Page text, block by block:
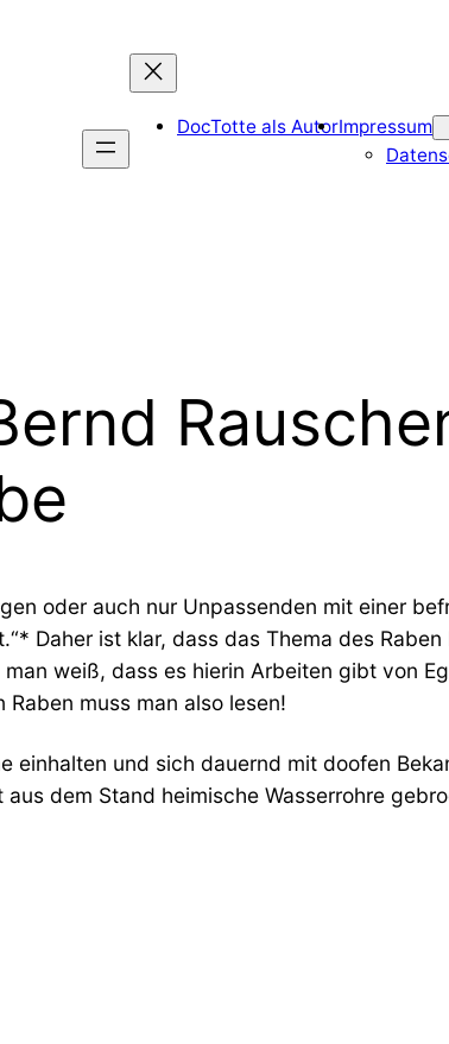
DocTotte als AutorImpressum
oder auch nur Unpassenden mit einer
Daher ist klar, dass das Thema des
weiß, dass es hierin Arbeiten gibt von
Raben muss man also lesen!
einhalten und sich dauernd mit doofen
dem Stand heimische Wasserrohre